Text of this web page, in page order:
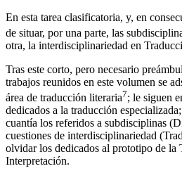
En esta tarea clasificatoria, y, en
de situar, por una parte, las
otra, la interdisciplinariedad en
Tras este corto, pero necesario
trabajos reunidos en este volumen se
área de traducción literaria7; le siguen
dedicados a la traducción especializada;
cuantía los referidos a subdisciplinas
cuestiones de interdisciplinariedad
olvidar los dedicados al prototipo de la
Interpretación.